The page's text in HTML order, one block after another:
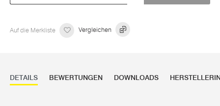
Auf die Merkliste Vergleichen
DETAILS BEWERTUNGEN DOWNLOADS